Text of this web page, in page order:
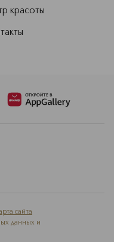
красоты
сайта
данных и